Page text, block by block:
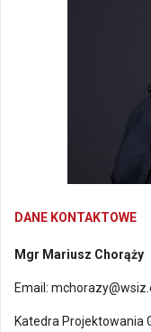
DANE KONTAKTOWE
Mgr Mariusz Chorąży
Email:
Katedra Projektowania